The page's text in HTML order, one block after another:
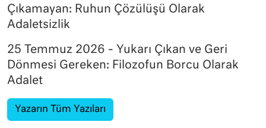
Çıkamayan: Ruhun Çözülüşü Olarak
Adaletsizlik
25 Temmuz 2026 - Yukarı Çıkan ve Geri
Dönmesi Gereken: Filozofun Borcu Olarak
Adalet
Yazarın Tüm Yazıları